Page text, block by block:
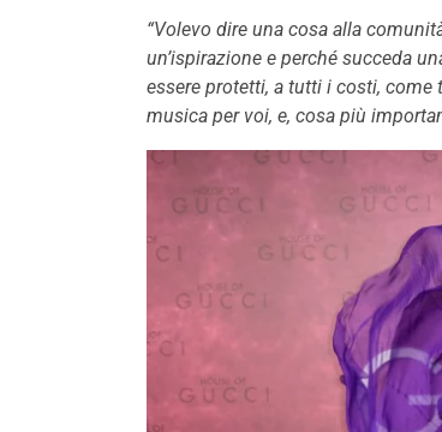
“Volevo dire una cosa alla
un’ispirazione e perché succeda
essere protetti, a tutti i costi,
musica per voi, e, cosa più